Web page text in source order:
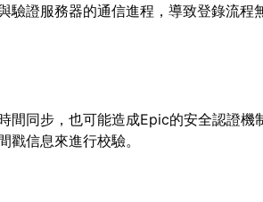
驗證服務器的通信進程，導致登錄流程
間同步，也可能造成Epic的安全認證機
信息來進行校驗。